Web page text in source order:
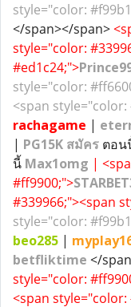
style="color:
</span></span>
style="color:
#ed1c24;">
style="color:
<span style="color:
rachagame |
| PG15K สมัคร ตอน
นี้ Max1omg |
#ff9900;">
#339966;"><span
style="color:
beo285 |
betfliktime </
style="color:
<span